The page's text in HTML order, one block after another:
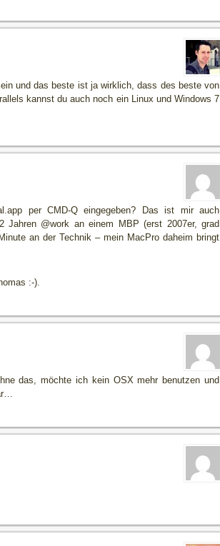
und das beste ist ja wirklich, dass des beste von
kannst du auch noch ein Linux und Windows 7
per CMD-Q eingegeben? Das ist mir auch
@work an einem MBP (erst 2007er, grad
an der Technik – mein MacPro daheim bringt
:-).
das, möchte ich kein OSX mehr benutzen und